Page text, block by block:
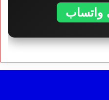
واتساب